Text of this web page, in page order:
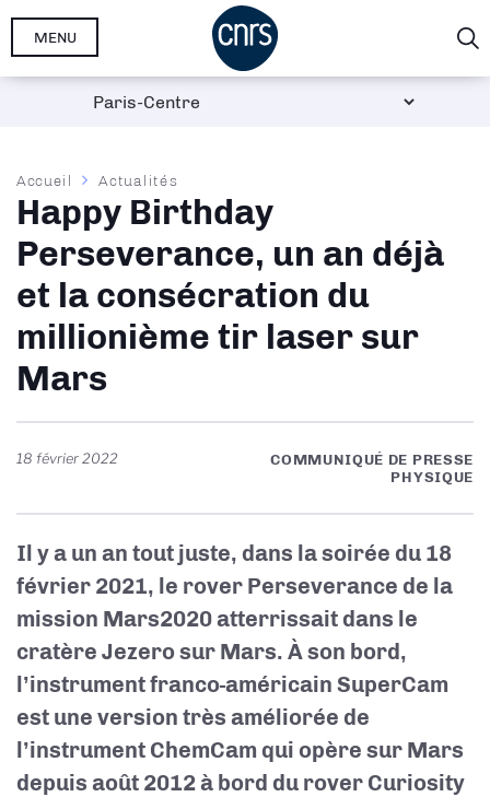
Aller
MENU
Fil
d'Ariane
Accueil Actualités
Happy Birthday
Perseverance, un an déjà
et la consécration du
millionième tir laser sur
Mars
18 février 2022
COMMUNIQUÉ DE PRESSE
PHYSIQUE
Il y a un an tout juste, dans la soirée du 18
février 2021, le rover Perseverance de la
mission Mars2020 atterrissait dans le
cratère Jezero sur Mars. À son bord,
l’instrument franco-américain SuperCam
est une version très améliorée de
l’instrument ChemCam qui opère sur Mars
depuis août 2012 à bord du rover Curiosity